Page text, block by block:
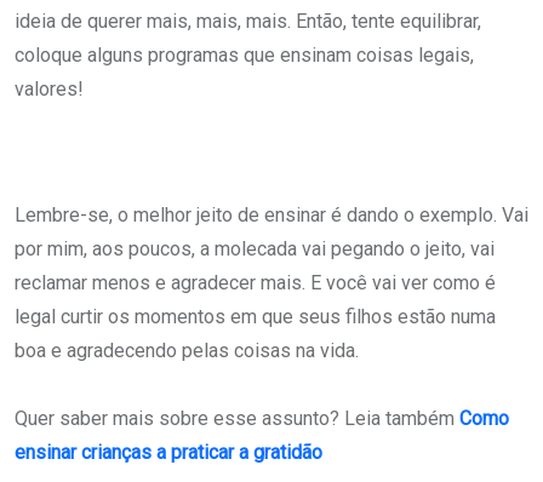
ideia de querer mais, mais, mais. Então, tente equilibrar,
coloque alguns programas que ensinam coisas legais,
valores!
Lembre-se, o melhor jeito de ensinar é dando o exemplo. Vai
por mim, aos poucos, a molecada vai pegando o jeito, vai
reclamar menos e agradecer mais. E você vai ver como é
legal curtir os momentos em que seus filhos estão numa
boa e agradecendo pelas coisas na vida.
Quer saber mais sobre esse assunto? Leia também Como
ensinar crianças a praticar a gratidão